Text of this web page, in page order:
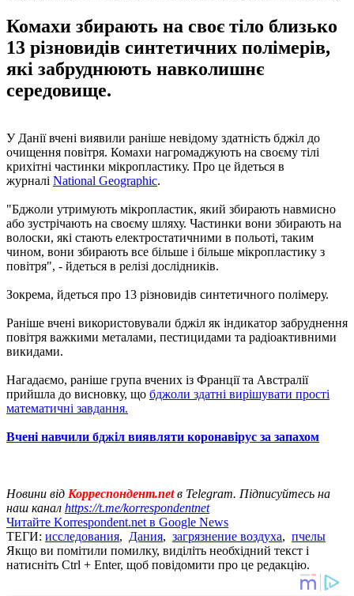
Комахи збирають на своє тіло близько
13 різновидів синтетичних полімерів,
які забруднюють навколишнє
середовище.
У Данії вчені виявили раніше невідому здатність бджіл до
очищення повітря. Комахи нагромаджують на своєму тілі
крихітні частинки мікропластику. Про це йдеться в
журналі National Geographic.
"Бджоли утримують мікропластик, який збирають навмисно
або зустрічають на своєму шляху. Частинки вони збирають на
волоски, які стають електростатичними в польоті, таким
чином, вони збирають все більше і більше мікропластику з
повітря", - йдеться в релізі дослідників.
Зокрема, йдеться про 13 різновидів синтетичного полімеру.
Раніше вчені використовували бджіл як індикатор забруднення
повітря важкими металами, пестицидами та радіоактивними
викидами.
Нагадаємо, раніше група вчених із Франції та Австралії
прийшла до висновку, що бджоли здатні вирішувати прості
математичні завдання.
Вчені навчили бджіл виявляти коронавірус за запахом
Новини від Корреспондент.netв Telegram. Підписуйтесь на
наш канал https://t.me/korrespondentnet
Читайте Korrespondent.net в Google News
ТЕГИ: исследования, Дания, загрязнение воздуха, пчелы
Якщо ви помітили помилку, виділіть необхідний текст і
натисніть Ctrl + Enter, щоб повідомити про це редакцію.